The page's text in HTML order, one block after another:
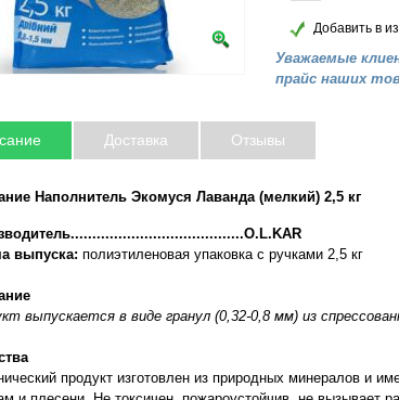
Добавить в
Уважаемые
прайс наших
Доставка Отзывы
Наполнитель Экомуся Лаванда (мелкий) 2,5 кг
выпуска: полиэтиленовая упаковка с ручками 2,5 кг
выпускается в виде гранул (0,32-0,8 мм) из
продукт изготовлен из природных минералов и